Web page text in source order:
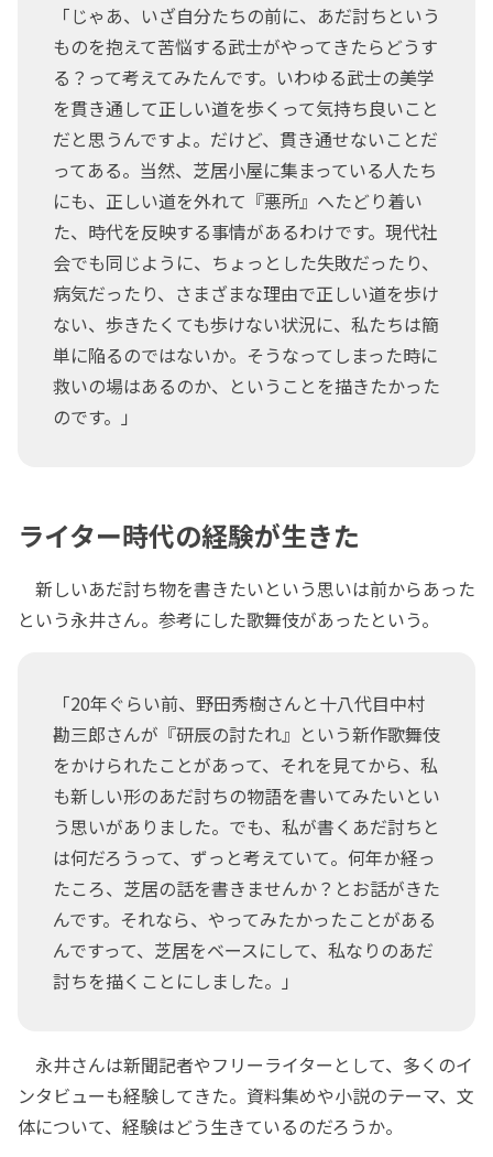
「じゃあ、いざ自分たちの前に、あだ討ちという
ものを抱えて苦悩する武士がやってきたらどうす
る？って考えてみたんです。いわゆる武士の美学
を貫き通して正しい道を歩くって気持ち良いこと
だと思うんですよ。だけど、貫き通せないことだ
ってある。当然、芝居小屋に集まっている人たち
にも、正しい道を外れて『悪所』へたどり着い
た、時代を反映する事情があるわけです。現代社
会でも同じように、ちょっとした失敗だったり、
病気だったり、さまざまな理由で正しい道を歩け
ない、歩きたくても歩けない状況に、私たちは簡
単に陥るのではないか。そうなってしまった時に
救いの場はあるのか、ということを描きたかった
のです。」
ライター時代の経験が生きた
新しいあだ討ち物を書きたいという思いは前からあった
という永井さん。参考にした歌舞伎があったという。
「20年ぐらい前、野田秀樹さんと十八代目中村
勘三郎さんが『研辰の討たれ』という新作歌舞伎
をかけられたことがあって、それを見てから、私
も新しい形のあだ討ちの物語を書いてみたいとい
う思いがありました。でも、私が書くあだ討ちと
は何だろうって、ずっと考えていて。何年か経っ
たころ、芝居の話を書きませんか？とお話がきた
んです。それなら、やってみたかったことがある
んですって、芝居をベースにして、私なりのあだ
討ちを描くことにしました。」
永井さんは新聞記者やフリーライターとして、多くのイ
ンタビューも経験してきた。資料集めや小説のテーマ、文
体について、経験はどう生きているのだろうか。